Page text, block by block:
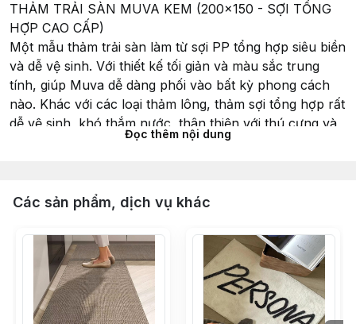
THẢM TRẢI SÀN MUVA KEM (200x150 - SỢI TỔNG
HỢP CAO CẤP)
Một mẫu thảm trải sàn làm từ sợi PP tổng hợp siêu biền
và dễ vệ sinh. Với thiết kế tối giản và màu sắc trung
tính, giúp Muva dễ dàng phối vào bất kỳ phong cách
nào. Khác với các loại thảm lông, thảm sợi tổng hợp rất
dễ vệ sinh, khó thắm nước, thân thiện với thú cưng và
dễ dàng làm sạch với máy hút bụi. Oom có sẵn phiên
Kích thước: 200cm x 150cm
_____
Oom.vn - Saigon Furniture & Decor Store
Hotline: 0363 203 822
#tham #thamtraisan #decor #wabisabi #toigian
Đọc thêm nội dung
Các sản phẩm, dịch vụ khác